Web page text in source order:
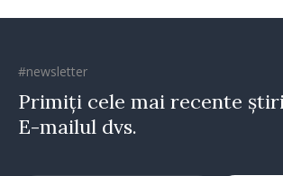
#newsletter
Primiți cele mai recente
E-mailul dvs.